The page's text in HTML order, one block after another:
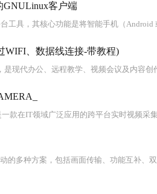
GNULinux客户端
工具，其核心功能是将智能手机（Android
WIFI、数据线连接-带教程)
代办公、远程教学、视频会议及内容创作中一项极具实用价值的技术方案。
一款在IT领域广泛应用的跨平台实时视频采
多种方案，包括画面传输、功能互补、双向交互控制等。